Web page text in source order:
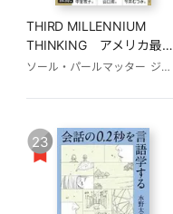
THIRD MILLENNIUM
THINKING アメリカ最高
峰大学の人気講義
ソール・パールマッター ジョン・キャンベル
23